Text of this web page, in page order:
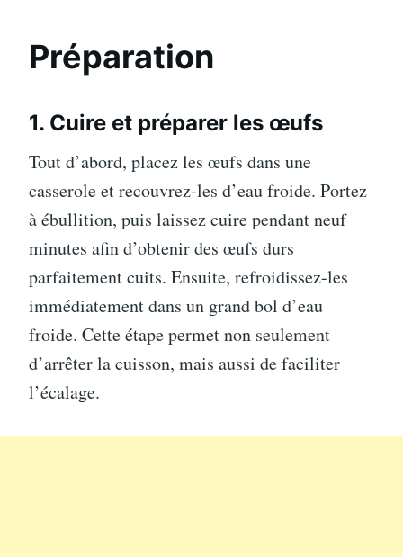
Préparation
1. Cuire et préparer les œufs
Tout d’abord, placez les œufs dans une
casserole et recouvrez-les d’eau froide. Portez
à ébullition, puis laissez cuire pendant neuf
minutes afin d’obtenir des œufs durs
parfaitement cuits. Ensuite, refroidissez-les
immédiatement dans un grand bol d’eau
froide. Cette étape permet non seulement
d’arrêter la cuisson, mais aussi de faciliter
l’écalage.